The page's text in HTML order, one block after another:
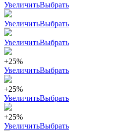
УвеличитьВыбрать
УвеличитьВыбрать
УвеличитьВыбрать
+25%
УвеличитьВыбрать
+25%
УвеличитьВыбрать
+25%
УвеличитьВыбрать